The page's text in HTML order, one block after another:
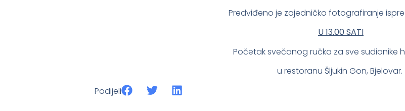
Predviđeno je zajedničko fotografiranje
U 13.00 SATI
Početak svečanog ručka za sve sudionike
u restoranu Šljukin Gon, Bjelovar.
Podijeli